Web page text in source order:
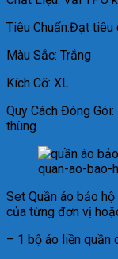
Tiêu Chuẩn:Đạt
Màu Sắc: Trắng
Kích Cỡ: XL
Quy Cách Đóng
thùng
quan-ao-bao-
Set Quần áo bảo
của từng đơn vị
– 1 bộ áo liền quần